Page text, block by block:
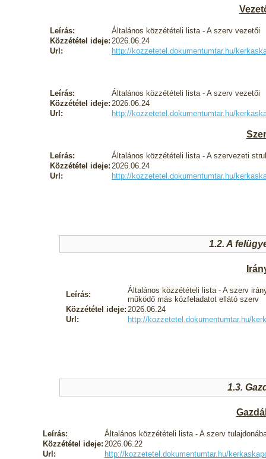
Leírás:
Általános közzétételi lista - A szerv vezetői
Közzététel ideje: 2026.06.24
Url:
http://kozzetetel.dokumentumtar.hu/
Leírás:
Általános közzétételi lista - A szerv vezetői
Közzététel ideje: 2026.06.24
Url:
http://kozzetetel.dokumentumtar.hu/
Leírás:
Általános közzétételi lista - A szervezeti
Közzététel ideje: 2026.06.24
Url:
http://kozzetetel.dokumentumtar.hu/
1.2. A
Leírás:
Általános közzétételi lista - A szerv
működő más közfeladatot ellátó szerv
Közzététel ideje: 2026.06.24
Url:
http://kozzetetel.dokumentumtar.hu/
1.3.
Leírás:
Általános közzétételi lista - A szerv
Közzététel ideje: 2026.06.22
Url:
http://kozzetetel.dokumentumtar.hu/